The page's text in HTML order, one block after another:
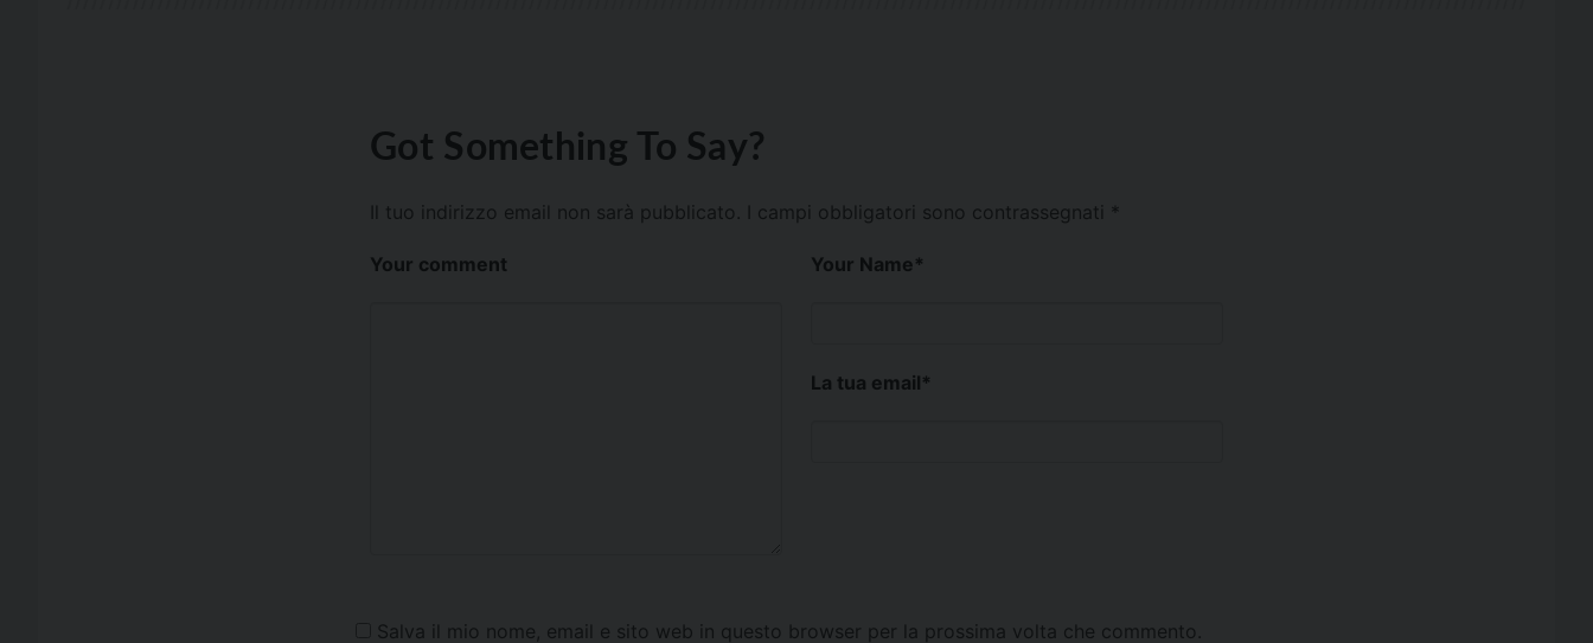
Got Something To Say?
Il tuo indirizzo email non sarà pubblicato. I campi obbligatori sono contrassegnati *
Your comment Your Name*
La tua email*
Salva il mio nome, email e sito web in questo browser per la prossima volta che commento.